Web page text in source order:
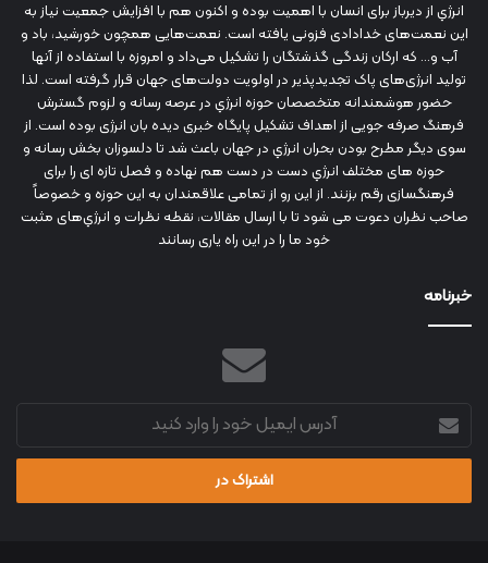
انرژي‌ از دیرباز برای انسان با اهمیت بوده و اکنون هم با افزایش جمعیت نیاز به
این نعمت‌های خدادادی فزونی یافته است. نعمت‌هایی همچون خورشید، باد و
آب و... که ارکان زندگی گذشتگان را تشکیل می‌داد و امروزه با استفاده از آنها
تولید انرژی‌های پاک تجدیدپذیر در اولویت دولت‌های جهان قرار گرفته است. لذا
حضور هوشمندانه متخصصان حوزه انرژي در عرصه رسانه و لزوم گسترش
فرهنگ صرفه جویی از اهداف تشکیل پایگاه خبری دیده بان انرژی بوده است. از
سوی دیگر مطرح بودن بحران انرژي در جهان باعث شد تا دلسوزان بخش رسانه و
حوزه های مختلف انرژي دست در دست هم نهاده و فصل تازه ای را برای
فرهنگسازی رقم بزنند. از این رو از تمامی علاقمندان به این حوزه و خصوصاً
صاحب نظران دعوت می شود تا با ارسال مقالات، نقطه نظرات و انرژي‌های مثبت
خود ما را در این راه یاری رسانند
خبرنامه
آدرس
ایمیل
خود
وارد